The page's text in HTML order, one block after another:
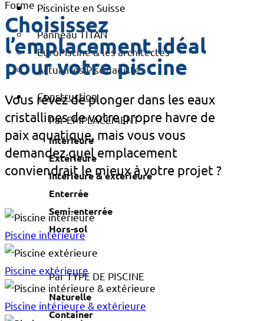
Pisciniste en Suisse
Panneau TITAN
EuroPiscine & les architectes
Actualités Piscinagiste
Construction
Par EMPLACEMENT
Intérieure
Extérieure
Intérieure & extérieure
Enterrée
Semi-enterrée
Hors-sol
Par TYPE DE PISCINE
Naturelle
Container
Choisissez
l’emplacement idéal
pour votre piscine
Vous rêvez de plonger dans les eaux
cristallines de votre propre havre de
paix aquatique, mais vous vous
demandez quel emplacement
conviendrait le mieux à votre projet ?
Piscine intérieure
Piscine extérieure
Piscine intérieure & extérieure